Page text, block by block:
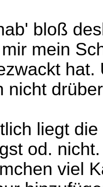
bloß
mein
hat.
nicht
liegt
od.
viel